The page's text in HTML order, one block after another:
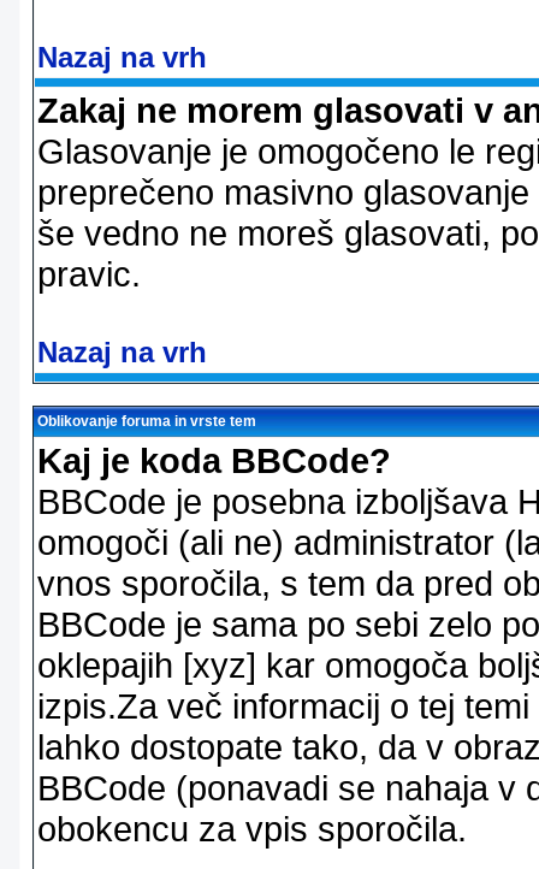
Nazaj na vrh
Zakaj ne morem glasovati v
Glasovanje je omogočeno le
preprečeno masivno
še vedno ne moreš glasovati,
pravic.
Nazaj na vrh
Oblikovanje foruma in vrste tem
Kaj je koda BBCode?
BBCode je posebna izboljšava
omogoči (ali ne) administrator
vnos sporočila, s tem da pred
BBCode je sama po sebi zelo
oklepajih [xyz] kar omogoča
izpis.Za več informacij o tej
lahko dostopate tako, da v
BBCode (ponavadi se nahaja v
obokencu za vpis sporočila.